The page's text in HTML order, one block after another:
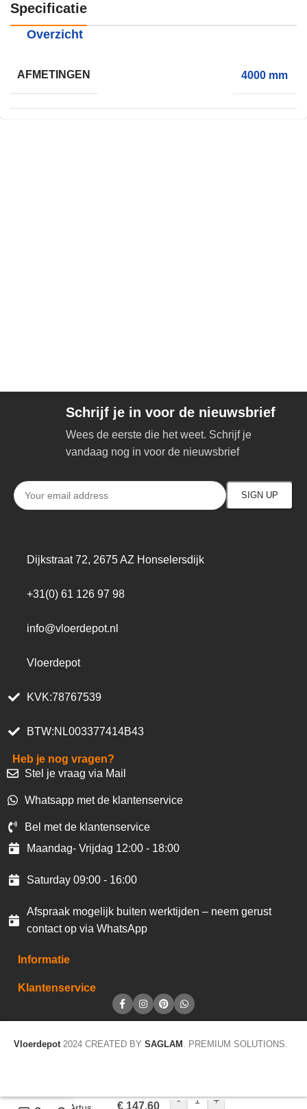
Specificatie
Overzicht
AFMETINGEN 4000 mm
Schrijf je in voor de nieuwsbrief
Wees de eerste die het weet. Schrijf je
vandaag nog in voor de nieuwsbrief
Dijkstraat 72, 2675 AZ Honselersdijk
+31(0) 61 126 97 98
info@vloerdepot.nl
Vloerdepot
KVK:78767539
BTW:NL003377414B43
Heb je nog vragen?
Stel je vraag via Mail
Whatsapp met de klantenservice
Bel met de klantenservice
Maandag- Vrijdag 12:00 - 18:00
Saturday 09:00 - 16:00
Afspraak mogelijk buiten werktijden – neem gerust
contact op via WhatsApp
Informatie
Klantenservice
Vloerdepot 2024 CREATED BY SAGLAM . PREMIUM SOLUTIONS.
Homeline 27
€147,60 - +